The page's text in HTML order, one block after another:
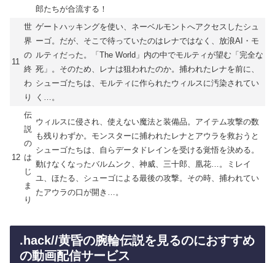
郎たちが合流する！
11
世
界
の
終
わ
り
ゲートハッキングを使い、ネーベルモントへアクセスしたシュ
ーゴ。だが、そこで待っていたのはレナではなく、放浪AI・モ
ルティだった。「The World」内の中でモルティが望む「完全な
死」。そのため、レナは狙われたのか。捕われたレナを前に、
シューゴたちは、モルティに作られたウィルスに汚染されてい
く…。
12
伝
説
の
は
じ
ま
り
ウィルスに侵され、使えない魔法と装備品。アイテム攻撃の数
も残りわずか。モンスターに捕われたレナとアウラを救おうと
シューゴたちは、自らデータドレインを受ける覚悟を決める。
動けなくなったバルムンク、神威、三十郎、凰花…。ミレイ
ユ、ほたる、シューゴによる最後の攻撃。その時、捕われてい
たアウラの口が開き…。
.hack//黄昏の腕輪伝説を見るのにおすすめ
の動画配信サービス